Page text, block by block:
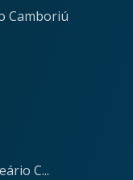
Camboriú
C...